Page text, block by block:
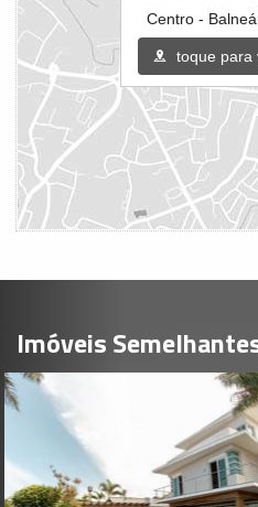
Centro -
toque para
Imóveis